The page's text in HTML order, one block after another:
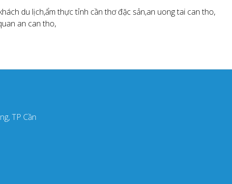
du lịch,ẩm thực tỉnh cần thơ đặc sản,an uong tai can tho,
an can tho,
TP Cần